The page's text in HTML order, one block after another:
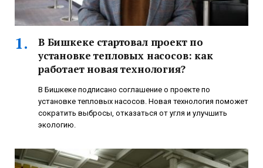
В Бишкеке стартовал проект по
установке тепловых насосов: как
работает новая технология?
В Бишкеке подписано соглашение о проекте по
установке тепловых насосов. Новая технология поможет
сократить выбросы, отказаться от угля и улучшить
экологию.